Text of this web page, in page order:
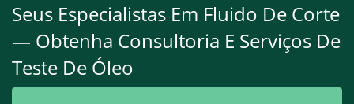
Seus Especialistas Em Fluido De Corte
— Obtenha Consultoria E Serviços De
Teste De Óleo